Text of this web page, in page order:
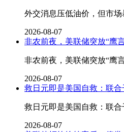
外交消息压低油价，但市
2026-08-07
非农前夜，美联储突放“鹰
非农前夜，美联储突放“鹰
2026-08-07
救日元即是美国自救：联
救日元即是美国自救：联
2026-08-07